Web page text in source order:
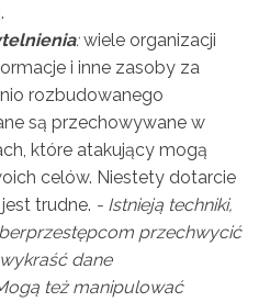
:wiele organizacji
i inne zasoby za
rozbudowanego
są przechowywane w
które atakujący mogą
celów. Niestety dotarcie
trudne. - Istnieją techniki,
przechwycić
dane
też manipulować